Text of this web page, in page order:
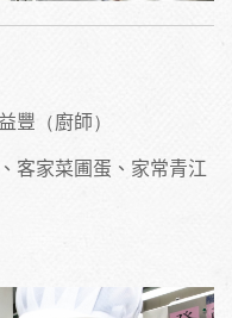
豐（廚師）
客家菜圃蛋、家常青江